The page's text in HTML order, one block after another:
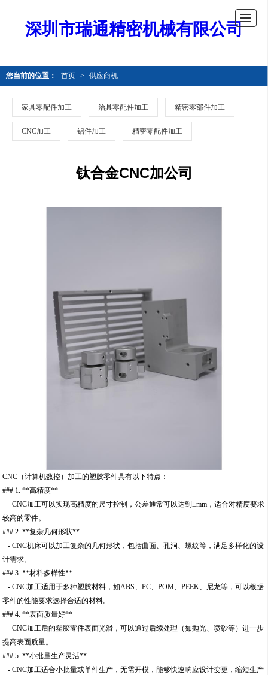
深圳市瑞通精密机械有限公司
您当前的位置： 首页 > 供应商机
家具零配件加工 治具零配件加工 精密零部件加工
CNC加工 铝件加工 精密零配件加工
钛合金CNC加公司
CNC（计算机数控）加工的塑胶零件具有以下特点：
### 1. **高精度**
- CNC加工可以实现高精度的尺寸控制，公差通常可以达到±mm，适合对精度要求
较高的零件。
### 2. **复杂几何形状**
- CNC机床可以加工复杂的几何形状，包括曲面、孔洞、螺纹等，满足多样化的设
计需求。
### 3. **材料多样性**
- CNC加工适用于多种塑胶材料，如ABS、PC、POM、PEEK、尼龙等，可以根据
零件的性能要求选择合适的材料。
### 4. **表面质量好**
- CNC加工后的塑胶零件表面光滑，可以通过后续处理（如抛光、喷砂等）进一步
提高表面质量。
### 5. **小批量生产灵活**
- CNC加工适合小批量或单件生产，无需开模，能够快速响应设计变更，缩短生产